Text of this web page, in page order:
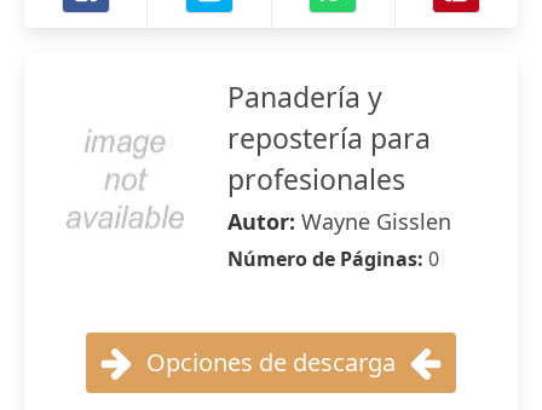
Panadería y
repostería para
profesionales
Autor: Wayne Gisslen
Número de Páginas: 0
Opciones de descarga